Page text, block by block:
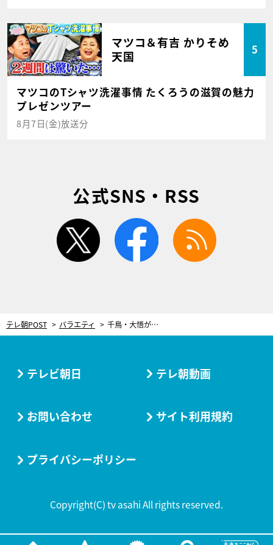
マツコ＆有吉 かりそめ
天国
5
マツコのTシャツ洗濯事情 たくろうの滋賀の魅力
プレゼンツアー
8月7日(金)放送分
公式SNS・RSS
twitter facebook
テレ朝POST バラエティ 千鳥・大悟が大絶賛する“慰問ネタ”！キテレツ芸人のオール下ネタ漫才に「一番おもろい」
テレビ朝日 テレ朝動画
お問い合わせ サイト利用規約
プライバシーポリシー
Copyright(C) tv asahi All rights reserved.